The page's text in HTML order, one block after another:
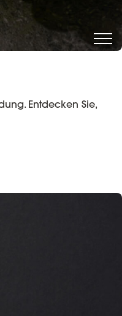
Entdecken Sie,